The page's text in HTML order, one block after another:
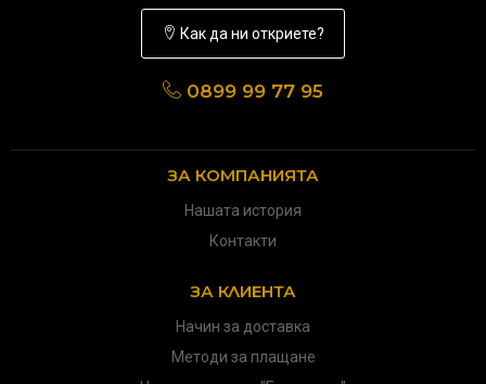
Как да ни откриете?
0899 99 77 95
ЗА КОМПАНИЯТА
Нашата история
Контакти
ЗА КЛИЕНТА
Начин за доставка
Методи за плащане